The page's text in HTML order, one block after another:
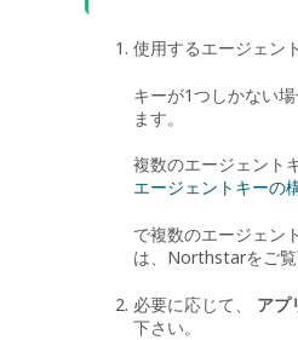
使用するエージェン
キーが1つしかない
ます。
複数のエージェント
エージェントキーの
で複数のエージェン
は、 Northstarをご覧
必要に応じて、 アプ
下さい。